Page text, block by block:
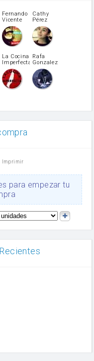
Fernando
Vicente
Cathy
Pérez
La Cocina
Imperfecta
Rafa
Gonzalez
Imprimir
para empezar tu